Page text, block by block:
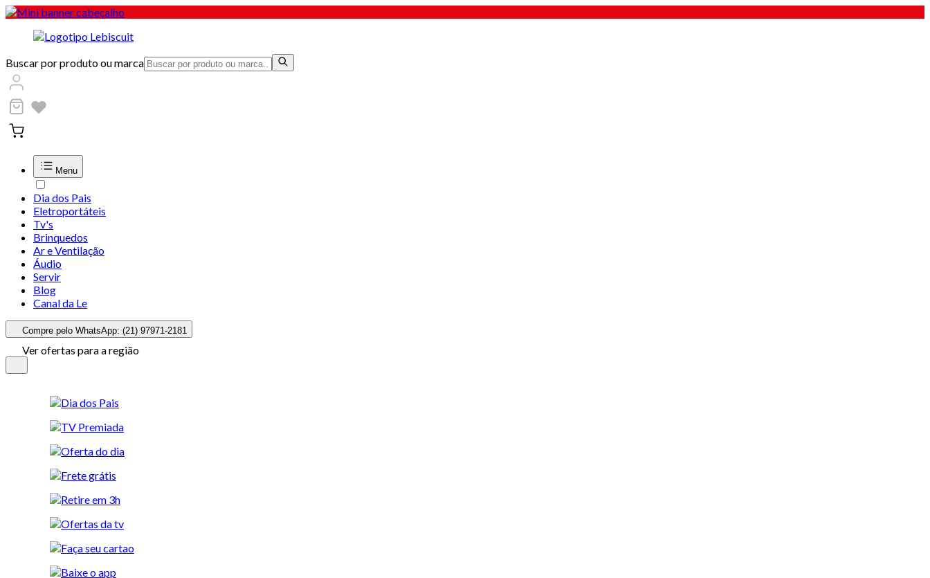
Buscar por produto ou marca
Menu
Dia dos Pais
Eletroportáteis
Tv's
Brinquedos
Ar e Ventilação
Áudio
Servir
Blog
Canal da Le
Compre pelo WhatsApp: (21) 97971-2181
Ver ofertas para a região